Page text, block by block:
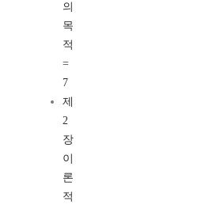
의
목
적
=
7
제
2
장
이
론
적